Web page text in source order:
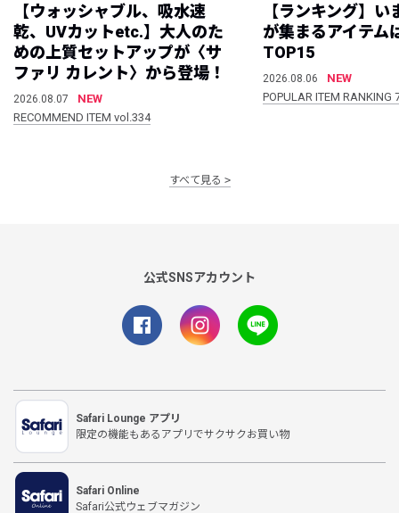
【ウォッシャブル、吸水速
乾、UVカットetc.】大人のた
めの上質セットアップが〈サ
ファリ カレント〉から登場！
2026.08.07
NEW
RECOMMEND ITEM vol.334
【ランキング】
が集まるアイテム
TOP15
2026.08.06
NEW
POPULAR ITEM
すべて見る
公式SNSアカウント
Safari Lounge アプリ
限定の機能もあるアプリでサクサクお買い物
Safari Online
Safari公式ウェブマガジン